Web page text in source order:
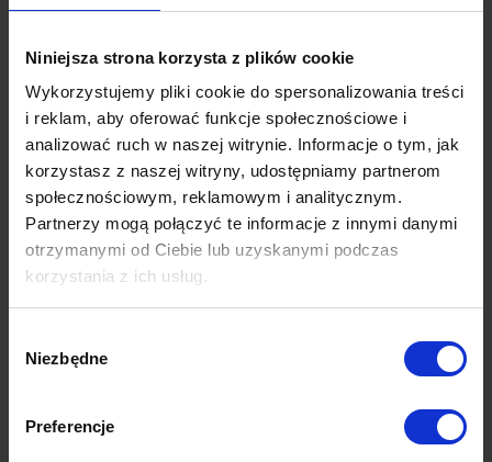
Niniejsza strona korzysta z plików cookie
Wykorzystujemy pliki cookie do spersonalizowania treści
i reklam, aby oferować funkcje społecznościowe i
analizować ruch w naszej witrynie. Informacje o tym, jak
korzystasz z naszej witryny, udostępniamy partnerom
społecznościowym, reklamowym i analitycznym.
Partnerzy mogą połączyć te informacje z innymi danymi
otrzymanymi od Ciebie lub uzyskanymi podczas
korzystania z ich usług.
Polityki Prywatności Google
zgody
Niezbędne
Preferencje
nawyki, wyświetlone odbiorcy powiadomienia
push będą miały największy potencjał
sprzedażowy. Targetowanie behawioralne
pozwala segmentować odbiorców na podstawie
m.in. przeglądanych stron na smartfonie,
zakupionych produktów czy klikniętych linków.
Równie ważny jest kontekst, w jakim wyświetla
się przekaz reklamowy. Oferta może być
skierowana do osób o konkretnych intencjach
zakupowych czy zainteresowanych daną
dziedziną życia. Aby jeszcze bardziej zawęzić
kampanii np. do określonych słów kluczowych
Marketing automation pozwala na dotarcie do